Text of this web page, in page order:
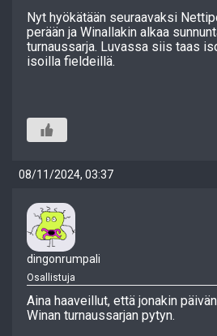
Nyt hyökätään seuraavaksi
perään ja Winallakin alkaa
turnaussarja. Luvassa siis taas
isoilla fieldeillä.
08/11/2024, 03:37
dingonrumpali
Osallistuja
Aina haaveillut, että jonakin
Winan turnaussarjan pytyn.